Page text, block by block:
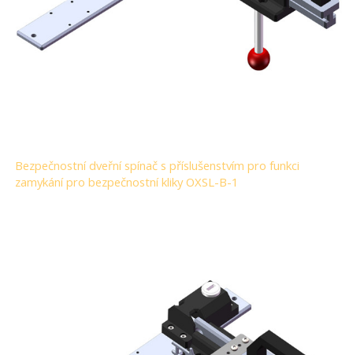
Bezpečnostní dveřní spínač s příslušenstvím pro funkci
zamykání pro bezpečnostní kliky OXSL-B-1